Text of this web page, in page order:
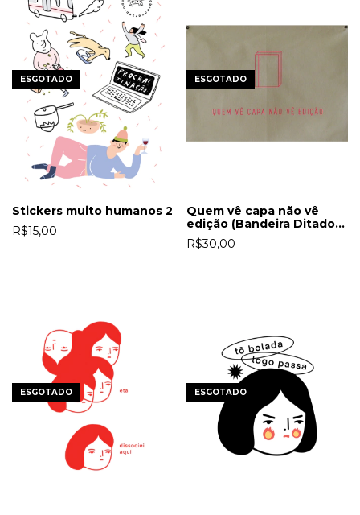
ESGOTADO
Stickers muito humanos 2
R$15,00
ESGOTADO
Quem vê capa não vê
edição (Bandeira Ditado
Gráfico)
R$30,00
ESGOTADO ESGOTADO